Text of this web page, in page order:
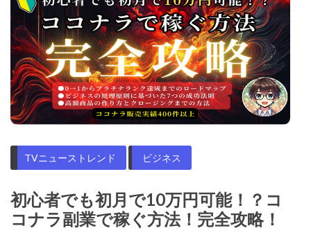
TVニューストレンド ビジネス
初心者でも初月で10万円可能！？コ
コナラ副業で稼ぐ方法！完全攻略！